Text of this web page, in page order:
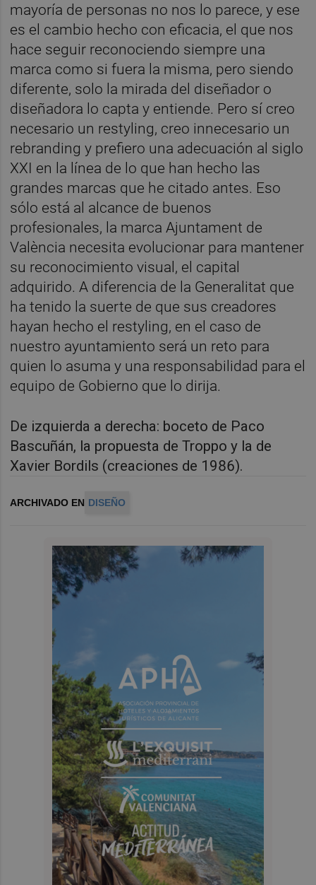
mayoría de personas no nos lo parece, y ese
es el cambio hecho con eficacia, el que nos
hace seguir reconociendo siempre una
marca como si fuera la misma, pero siendo
diferente, solo la mirada del diseñador o
diseñadora lo capta y entiende. Pero sí creo
necesario un restyling, creo innecesario un
rebranding y prefiero una adecuación al siglo
XXI en la línea de lo que han hecho las
grandes marcas que he citado antes. Eso
sólo está al alcance de buenos
profesionales, la marca Ajuntament de
València necesita evolucionar para mantener
su reconocimiento visual, el capital
adquirido. A diferencia de la Generalitat que
ha tenido la suerte de que sus creadores
hayan hecho el restyling, en el caso de
nuestro ayuntamiento será un reto para
quien lo asuma y una responsabilidad para el
equipo de Gobierno que lo dirija.
De izquierda a derecha: boceto de Paco
Bascuñán, la propuesta de Troppo y la de
Xavier Bordils (creaciones de 1986).
ARCHIVADO EN DISEÑO